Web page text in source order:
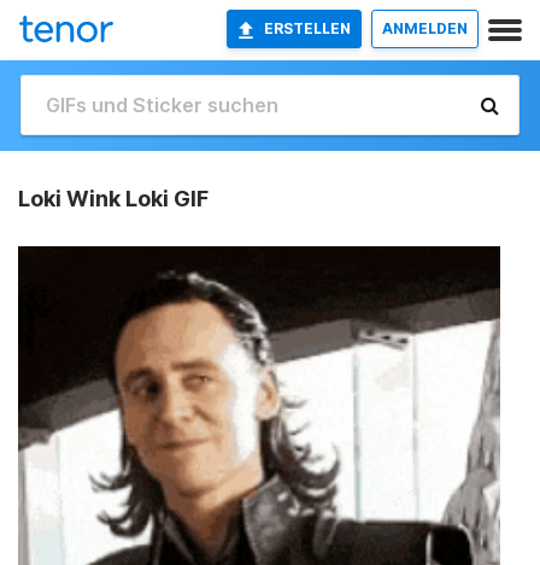
ERSTELLEN ANMELDEN
Loki Wink Loki GIF